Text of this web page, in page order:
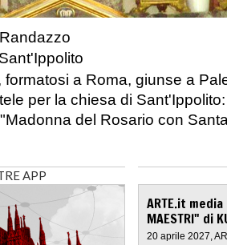
a Roma, giunse a
per la chiesa di
del Rosario con
APP
ARTE.it
MAESTRI" di
20 aprile 2027,